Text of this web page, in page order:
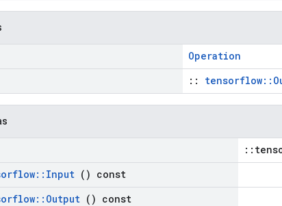
Operation
::
:: Input () const
:: Output () const